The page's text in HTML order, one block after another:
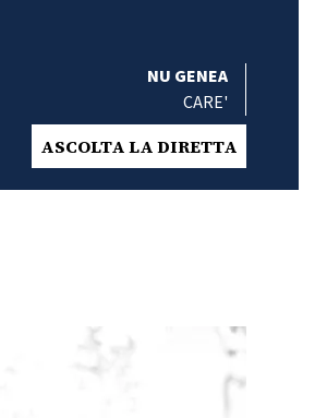
NU GENEA
CARE'
ASCOLTA LA DIRETTA